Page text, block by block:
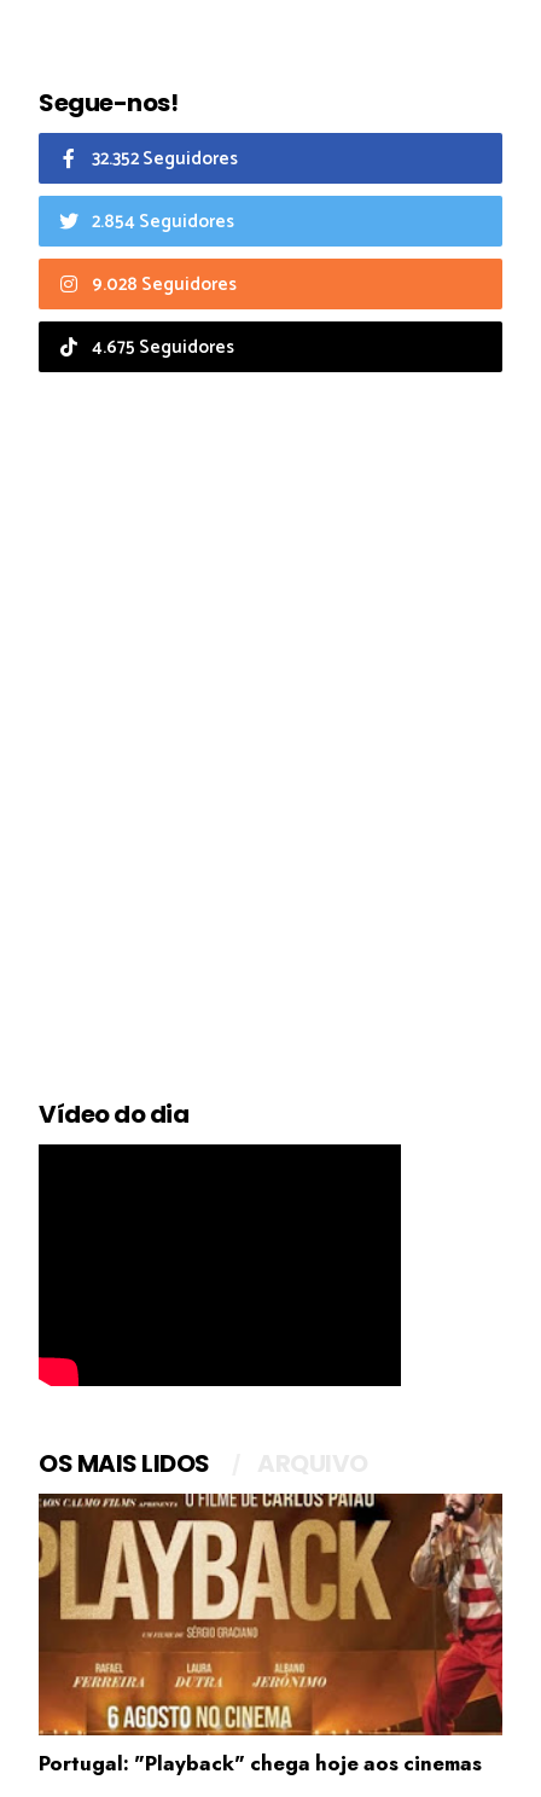
Segue-nos!
32.352 Seguidores
2.854 Seguidores
9.028 Seguidores
4.675 Seguidores
Vídeo do dia
OS MAIS LIDOS
Portugal: "Playback" chega hoje aos cinemas